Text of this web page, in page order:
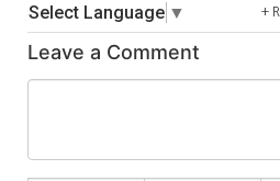
Select Language ▼ +
Leave a Comment